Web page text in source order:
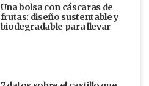
Una bolsa con cáscaras de
frutas: diseño sustentable y
biodegradable para llevar